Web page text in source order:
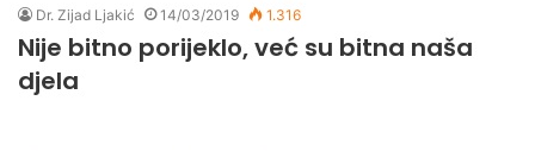
Dr. Zijad Ljakić 14/03/2019 1.316
Nije bitno porijeklo, već su bitna naša
djela